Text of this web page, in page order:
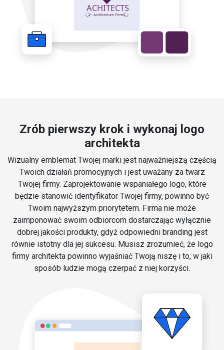
Zrób pierwszy krok i wykonaj logo
architekta
Wizualny emblemat Twojej marki jest najważniejszą częścią
Twoich działań promocyjnych i jest uważany za twarz
Twojej firmy. Zaprojektowanie wspaniałego logo, które
będzie stanowić identyfikator Twojej firmy, powinno być
Twoim najwyższym priorytetem. Firma nie może
zaimponować swoim odbiorcom dostarczając wyłącznie
dobrej jakości produkty, gdyż odpowiedni branding jest
równie istotny dla jej sukcesu. Musisz zrozumieć, że logo
firmy architekta powinno wyjaśniać Twoją niszę i to, w jaki
sposób ludzie mogą czerpać z niej korzyści.